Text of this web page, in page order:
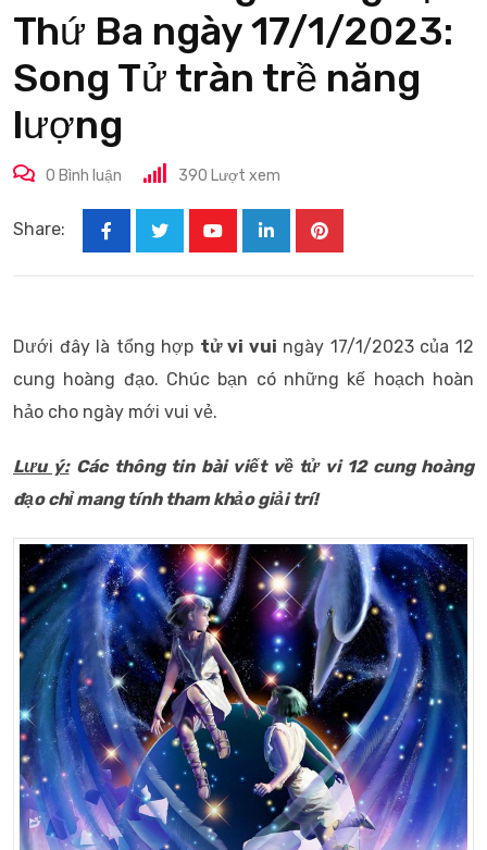
Thứ Ba ngày 17/1/2023:
Song Tử tràn trề năng
lượng
0 Bình luận 390 Lượt xem
Share:
LinkedInPinterest
Dưới đây là tổng hợp tử vi vui ngày 17/1/2023 của 12
cung hoàng đạo. Chúc bạn có những kế hoạch hoàn
hảo cho ngày mới vui vẻ.
Lưu ý: Các thông tin bài viết về tử vi 12 cung hoàng
đạo chỉ mang tính tham khảo giải trí!